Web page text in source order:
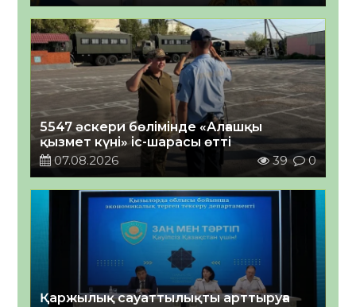
5547 әскери бөлімінде «Алғашқы
қызмет күні» іс-шарасы өтті
07.08.2026
39 0
Қаржылық сауаттылықты арттыруға